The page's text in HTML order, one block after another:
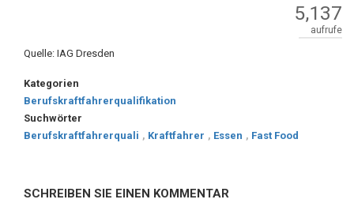
5,137
aufrufe
Quelle: IAG Dresden
Kategorien
Berufskraftfahrerqualifikation
Suchwörter
Berufskraftfahrerquali , Kraftfahrer , Essen , Fast Food
SCHREIBEN SIE EINEN KOMMENTAR